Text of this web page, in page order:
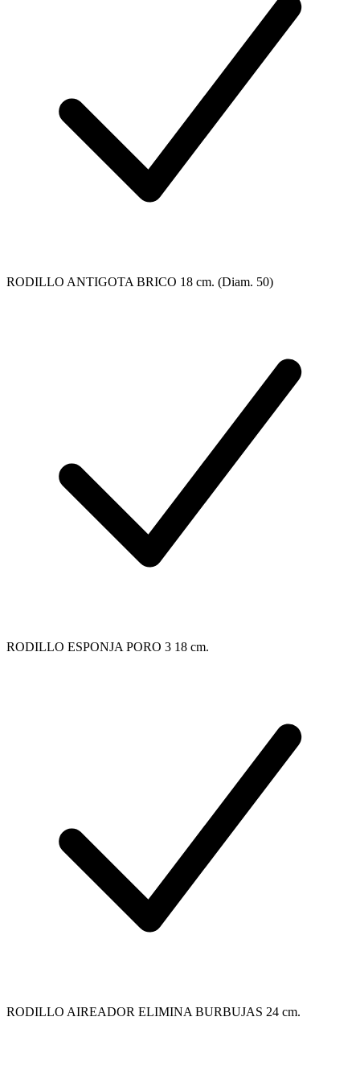
RODILLO ANTIGOTA BRICO 18 cm. (Diam. 50)
RODILLO ESPONJA PORO 3 18 cm.
RODILLO AIREADOR ELIMINA BURBUJAS 24 cm.